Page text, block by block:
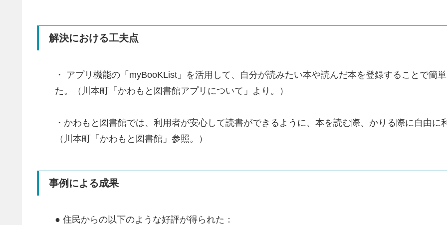
解決における工夫点
・ アプリ機能の「myBooKList」を活用して、自分が読みたい本や読んだ本を登録することで簡
た。（川本町「かわもと図書館アプリについて」より。）
・かわもと図書館では、利用者が安心して読書ができるように、本を読む際、かりる際に自由
（川本町「かわもと図書館」参照。）
事例による成果
● 住民からの以下のような好評が得られた：